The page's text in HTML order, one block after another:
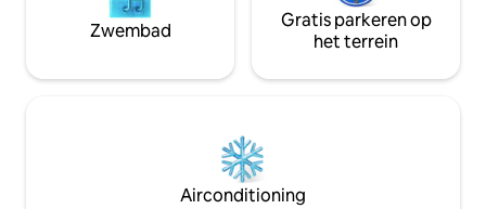
Zwembad
Gratis parkeren op
het terrein
Airconditioning